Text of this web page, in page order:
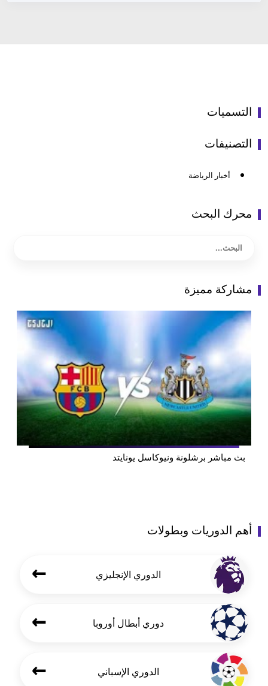
التسميات
التصنيفات
أخبار الرياضة
محرك البحث
مشاركة مميزة
بث مباشر برشلونة ونيوكاسل يونايتد
أهم الدوريات وبطولات
الدوري الإنجليزي ←
دوري أبطال أوروبا ←
الدوري الإسباني ←